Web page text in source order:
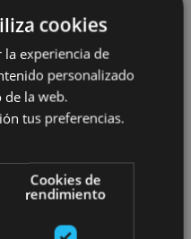
cookies
experiencia de
personalizado
la web.
tus preferencias.
Cookies de
rendimiento